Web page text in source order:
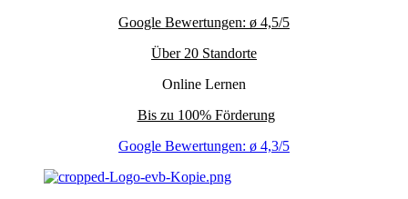
Google Bewertungen: ø 4,5/5
Über 20 Standorte
Online Lernen
Bis zu 100% Förderung
Google Bewertungen: ø 4,3/5